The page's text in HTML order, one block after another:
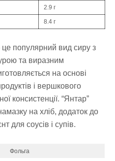
2.9 г
8.4 г
популярний вид сиру з
та виразним
на основі
і вершкового
консистенції. “Янтар”
на хліб, додаток до
для соусів і супів.
Фольга